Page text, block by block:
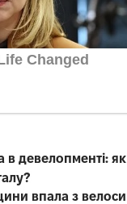
в девелопменті:
впала з